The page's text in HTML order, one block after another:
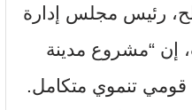
رئيس مجلس إدارة
إن “مشروع مدينة
قومي تنموي متكامل.